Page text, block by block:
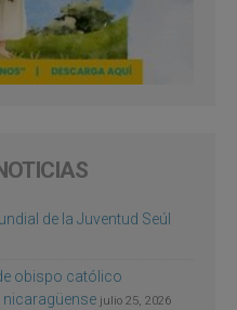
de la Juventud Seúl
obispo católico
julio 25, 2026